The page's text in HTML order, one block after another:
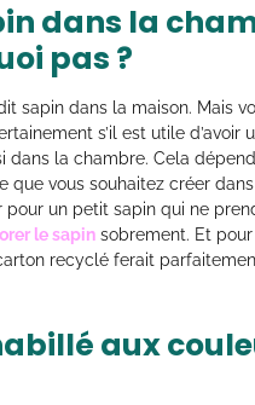
dans la
pas ?
sapin dans la maison. Mais
s’il est utile d’avoir
dans la chambre. Cela
que vous souhaitez créer
pour un petit sapin qui ne
le sapin sobrement. Et
recyclé ferait
aux